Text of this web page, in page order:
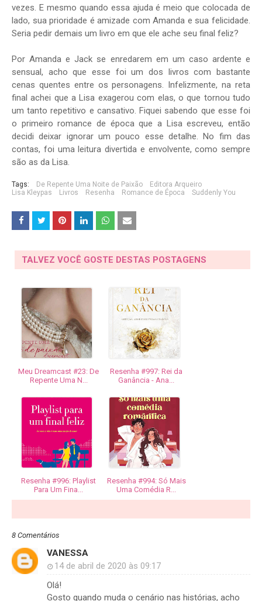
vezes. E mesmo quando essa ajuda é meio que colocada de
lado, sua prioridade é amizade com Amanda e sua felicidade.
Seria pedir demais um livro em que ele ache seu final feliz?
Por Amanda e Jack se enredarem em um caso ardente e
sensual, acho que esse foi um dos livros com bastante
cenas quentes entre os personagens. Infelizmente, na reta
final achei que a Lisa exagerou com elas, o que tornou tudo
um tanto repetitivo e cansativo. Fiquei sabendo que esse foi
o primeiro romance de época que a Lisa escreveu, então
decidi deixar ignorar um pouco esse detalhe. No fim das
contas, foi uma leitura divertida e envolvente, como sempre
são as da Lisa.
Tags: De Repente Uma Noite de Paixão
Editora Arqueiro
Lisa Kleypas
Livros Resenha Romance de Época Suddenly You
TALVEZ VOCÊ GOSTE DESTAS POSTAGENS
Meu Dreamcast #23: De
Repente Uma N...
Resenha #997: Rei da
Ganância - Ana...
Resenha #996: Playlist
Para Um Fina...
Resenha #994: Só Mais
Uma Comédia R...
8 Comentários
VANESSA
14 de abril de 2020 às 09:17
Olá!
Gosto quando muda o cenário nas histórias, acho